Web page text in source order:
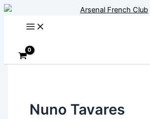
Aller
Rechercher
Nuno Tavares